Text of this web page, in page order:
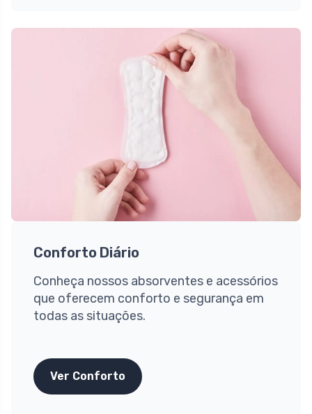
Conforto Diário
Conheça nossos absorventes e acessórios
que oferecem conforto e segurança em
todas as situações.
Ver Conforto